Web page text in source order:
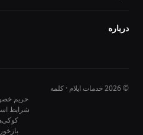
درباره
© 2026 خدمات ایلام · کلمه
حریم
شرایط
10